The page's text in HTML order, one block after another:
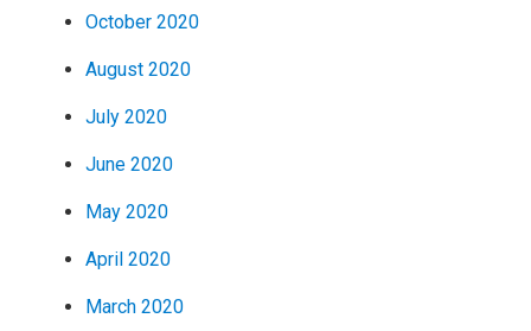
October 2020
August 2020
July 2020
June 2020
May 2020
April 2020
March 2020